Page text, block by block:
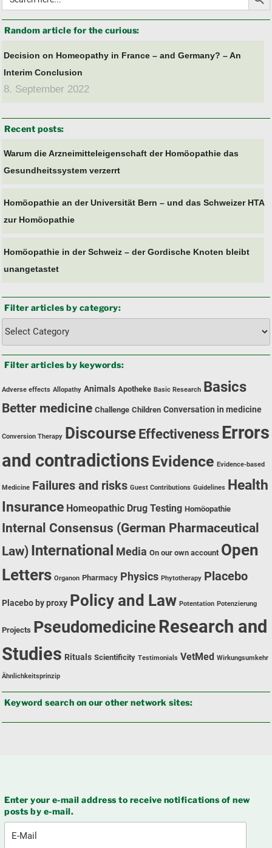
Random article for the curious:
Decision on Homeopathy in France – and Germany? – An
Interim Conclusion
8. September 2022
Recent posts:
Warum die Arzneimitteleigenschaft der Homöopathie das
Gesundheitssystem verzerrt
Homöopathie an der Universität Bern – und das Schweizer HTA
zur Homöopathie
Homöopathie in der Schweiz – der Gordische Knoten bleibt
unangetastet
Filter articles by category:
by
category:
Filter articles by keywords:
Adverse effects Allopathy Animals Apotheke Basic Research Basics
Better medicine Challenge Children Conversation in medicine
Conversion Therapy Discourse Effectiveness Errors
and contradictions Evidence Evidence-based
Medicine Failures and risks Guest Contributions Guidelines
Health
Insurance Homeopathic Drug Testing Homöopathie
Internal Consensus (German Pharmaceutical
Law) International Media On our own account Open
Letters Organon Pharmacy Physics Phytotherapy Placebo
Placebo by proxy Policy and Law Potentation Potenzierung
Projects PseudomedicineResearch and
Studies Rituals Scientificity Testimonials VetMed Wirkungsumkehr
Ähnlichkeitsprinzip
Keyword search on our other network sites:
Enter your e-mail address to receive notifications of new
posts by e-mail.